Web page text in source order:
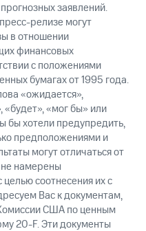
заявлений.
релизе могут
в отношении
финансовых
с положениями
бумагах от 1995 года.
«ожидается»,
«будет», «мог бы» или
хотели предупредить,
предположениями и
могут отличаться от
не намерены
соотнесения их с
Вас к документам,
США по ценным
20-F. Эти документы